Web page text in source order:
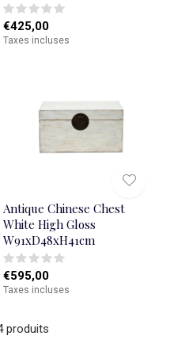
€425,00
Taxes incluses
Antique Chinese Chest
White High Gloss
W91xD48xH41cm
€595,00
Taxes incluses
produits